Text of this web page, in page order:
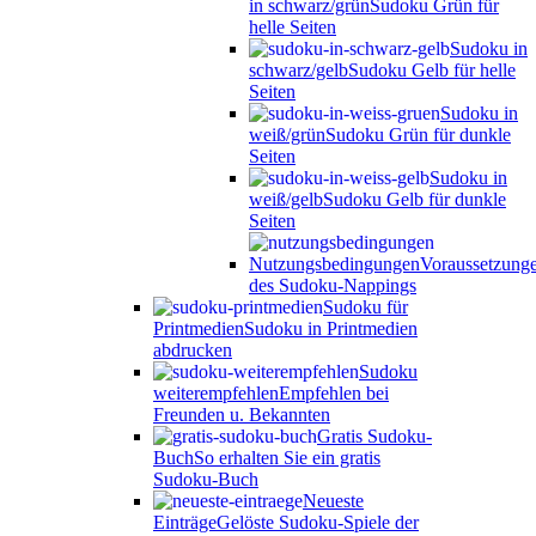
in schwarz/grünSudoku Grün für
helle Seiten
Sudoku in
schwarz/gelbSudoku Gelb für helle
Seiten
Sudoku in
weiß/grünSudoku Grün für dunkle
Seiten
Sudoku in
weiß/gelbSudoku Gelb für dunkle
Seiten
Nutzungsbedingungen
des Sudoku-Nappings
Sudoku für
PrintmedienSudoku in Printmedien
abdrucken
Sudoku
weiterempfehlenEmpfehlen bei
Freunden u. Bekannten
Gratis Sudoku-
BuchSo erhalten Sie ein gratis
Sudoku-Buch
Neueste
EinträgeGelöste Sudoku-Spiele der